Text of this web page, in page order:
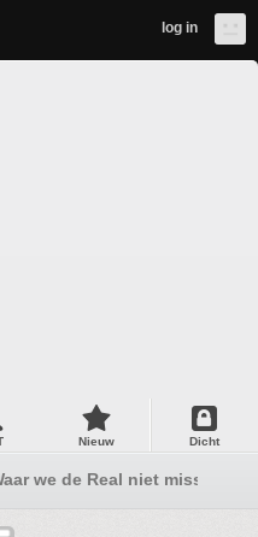
log in
Nieuw Dicht
we de Real niet missen